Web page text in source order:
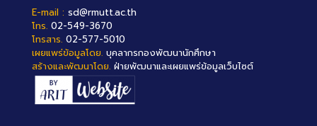
E-mail : sd@rmutt.ac.th
โทร. 02-549-3670
โทรสาร. 02-577-5010
เผยแพร่ข้อมูลโดย. บุคลากรกองพัฒนานักศึกษา
สร้างและพัฒนาโดย. ฝ่ายพัฒนาและเผยแพร่ข้อมูลเว็บไซต์